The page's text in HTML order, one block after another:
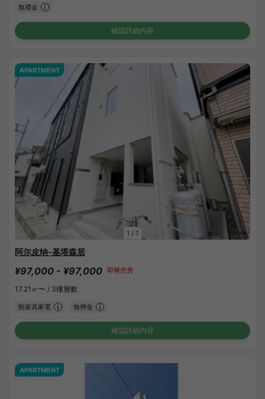
無禮金
確認詳細內容
1 / 1
APARTMENT
阿尔皮纳-基塔森居
¥97,000 - ¥97,000 即將空房
17.21㎡〜 / 3樓層數
附家具家電 無押金
確認詳細內容
APARTMENT